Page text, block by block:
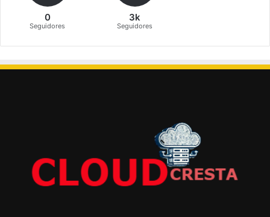
0
Seguidores
3k
Seguidores